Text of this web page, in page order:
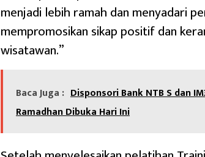
menjadi lebih ramah dan menyadari
mempromosikan sikap positif dan
wisatawan.”
Baca Juga : Disponsori Bank NTB S dan
Ramadhan Dibuka Hari Ini